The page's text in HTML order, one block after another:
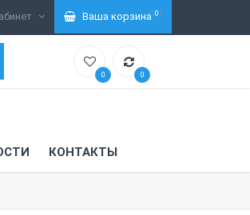
0 0
КОНТАКТЫ
Ваша корзина(0)